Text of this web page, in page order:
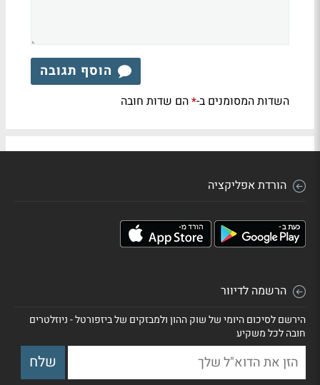
הוסף תגובה
השדות המסומנים ב-*הם שדות חובה
הורדת אפליקציה
הרשמה לדיוור
הירשם לסיכום היומי של שוק ההון ולמבזקים של ביזפורטל - ניוזלטרים
חובה לכל משקיע